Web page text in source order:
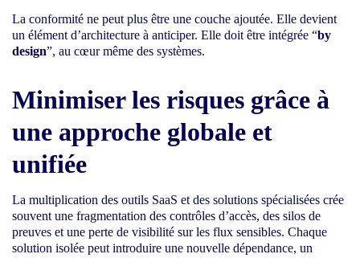
La conformité ne peut plus être une couche ajoutée. Elle devient
un élément d’architecture à anticiper. Elle doit être intégrée “by
design”, au cœur même des systèmes.
Minimiser les risques grâce à
une approche globale et
unifiée
La multiplication des outils SaaS et des solutions spécialisées crée
souvent une fragmentation des contrôles d’accès, des silos de
preuves et une perte de visibilité sur les flux sensibles. Chaque
solution isolée peut introduire une nouvelle dépendance, un